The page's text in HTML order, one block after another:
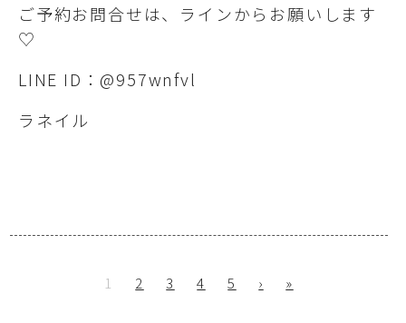
ご予約お問合せは、ラインからお願いします
♡
LINE ID：@957wnfvl
ラネイル
1 2 3 4 5 › »